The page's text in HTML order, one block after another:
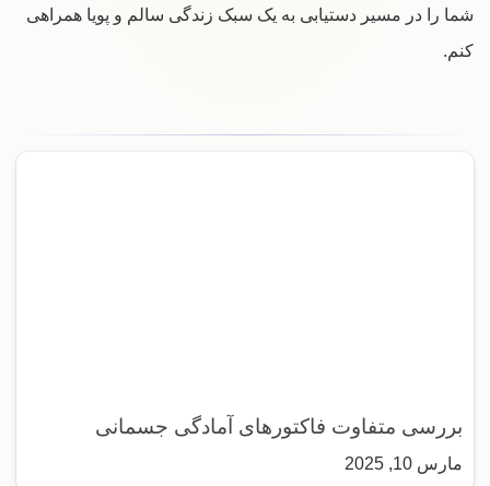
شما را در مسیر دستیابی به یک سبک زندگی سالم و پویا همراهی
کنم.
بررسی متفاوت فاکتور‌های آمادگی جسمانی
مارس 10, 2025